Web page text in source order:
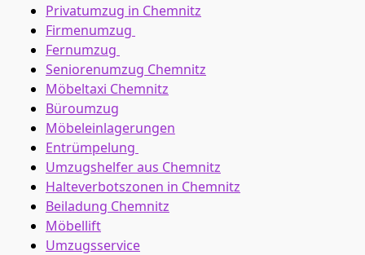
Privatumzug in Chemnitz
Firmenumzug
Fernumzug
Seniorenumzug Chemnitz
Möbeltaxi Chemnitz
Büroumzug
Möbeleinlagerungen
Entrümpelung
Umzugshelfer aus Chemnitz
Halteverbotszonen in Chemnitz
Beiladung Chemnitz
Möbellift
Umzugsservice